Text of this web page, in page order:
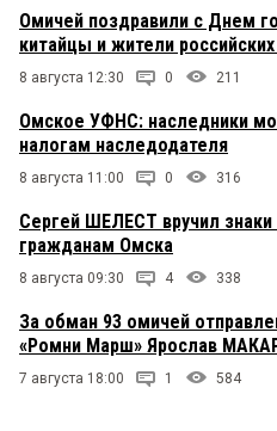
Омичей поздравили с Днем
китайцы и жители
8 августа 12:30 0 211
Омское УФНС: наследники
налогам наследодателя
8 августа 11:00 0 316
Сергей ШЕЛЕСТ вручил
гражданам Омска
8 августа 09:30 4 338
За обман 93 омичей
«Ромни Марш» Ярослав
7 августа 18:00 1 584